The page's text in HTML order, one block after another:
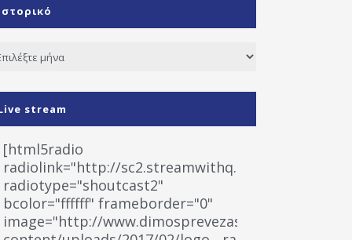
stream
[html5radio
radiolink="http://sc2.streamwithq.com:8028/
radiotype="shoutcast2"
bcolor="ffffff" frameborder="0"
image="http://www.dimosprevezas.gr/wp-